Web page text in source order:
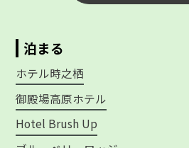
泊まる
ホテル時之栖
御殿場高原ホテル
Hotel Brush Up